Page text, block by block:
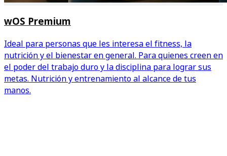
wOS Premium
Ideal para personas que les interesa el fitness, la
nutrición y el bienestar en general. Para quienes creen en
el poder del trabajo duro y la disciplina para lograr sus
metas. Nutrición y entrenamiento al alcance de tus
manos.